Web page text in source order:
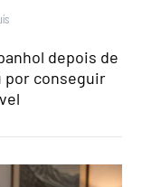
depois de
por conseguir